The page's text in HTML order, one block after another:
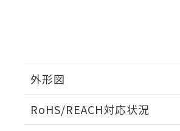
外形図
RoHS/REACH対応状況